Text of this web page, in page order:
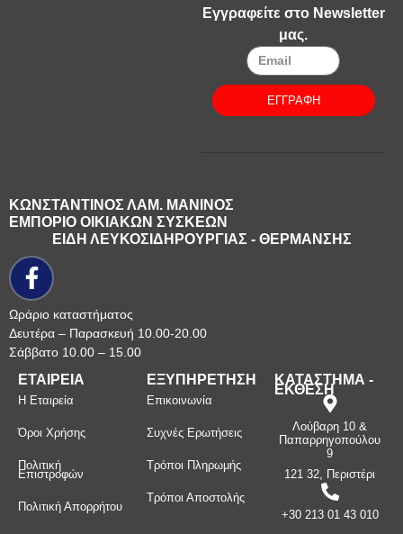
Εγγραφείτε στο Newsletter
μας.
ΕΓΓΡΑΦΗ
ΚΩΝΣΤΑΝΤΙΝΟΣ ΛΑΜ. ΜΑΝΙΝΟΣ
ΕΜΠΟΡΙΟ ΟΙΚΙΑΚΩΝ ΣΥΣΚΕΩΝ
ΕΙΔΗ ΛΕΥΚΟΣΙΔΗΡΟΥΡΓΙΑΣ - ΘΕΡΜΑΝΣΗΣ
Ωράριο καταστήματος
Δευτέρα – Παρασκευή 10.00-20.00
Σάββατο 10.00 – 15.00
ΕΤΑΙΡΕΙΑ
Η Εταιρεία
Όροι Χρήσης
Πολιτική
Επιστροφών
Πολιτική Απορρήτου
ΕΞΥΠΗΡΕΤΗΣΗ
Επικοινωνία
Συχνές Ερωτήσεις
Τρόποι Πληρωμής
Τρόποι Αποστολής
ΚΑΤΑΣΤΗΜΑ -
ΕΚΘΕΣΗ
Λούβαρη 10 &
Παπαρρηγοπούλου
9
121 32, Περιστέρι
+30 213 01 43 010